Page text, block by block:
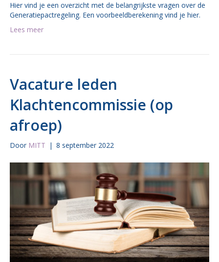
Hier vind je een overzicht met de belangrijkste vragen over de
Generatiepactregeling. Een voorbeeldberekening vind je hier.
Lees meer
Vacature leden
Klachtencommissie (op
afroep)
Door MITT | 8 september 2022